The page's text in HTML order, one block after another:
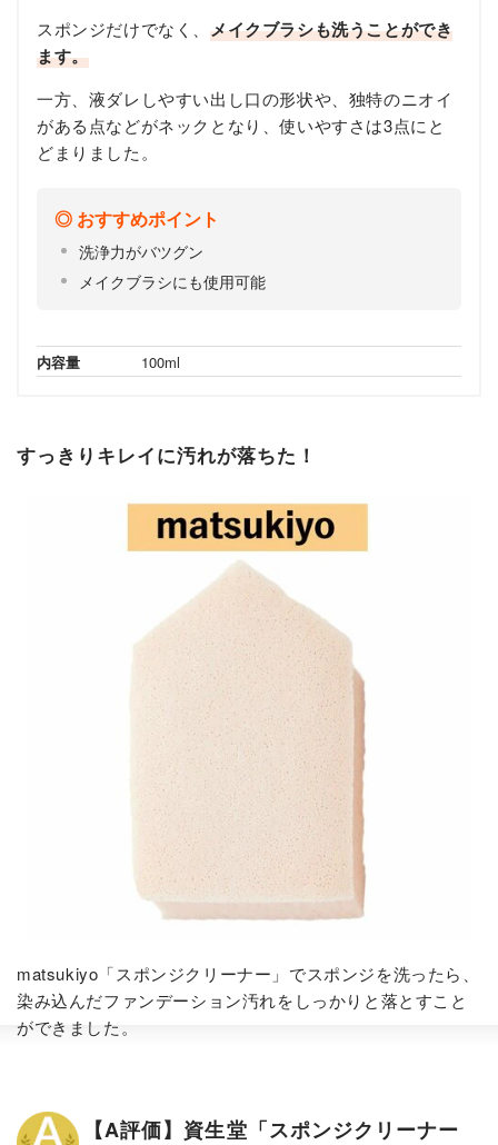
スポンジだけでなく、 メイクブラシも洗うことができ
ます。
一方、液ダレしやすい出し口の形状や、独特のニオイ
がある点などがネックとなり、使いやすさは3点にと
どまりました。
おすすめポイント
洗浄力がバツグン
メイクブラシにも使用可能
内容量 100ml
すっきりキレイに汚れが落ちた！
matsukiyo「スポンジクリーナー」でスポンジを洗ったら、
染み込んだファンデーション汚れをしっかりと落とすこと
ができました。
【A評価】資生堂「スポンジクリーナー